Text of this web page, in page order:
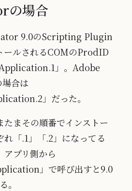
場合
9.0のScripting Plugin
ールされるCOMのProdID
」。Adobe
合は
」だった。
たまその順番でインストー
れ「.1」「.2」になってる
プリ側から
」で呼び出すと9.0
。